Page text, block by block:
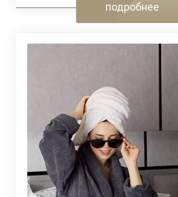
подробнее